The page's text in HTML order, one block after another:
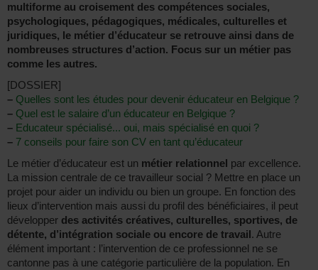
multiforme au croisement des compétences sociales,
psychologiques, pédagogiques, médicales, culturelles et
juridiques, le métier d’éducateur se retrouve ainsi dans de
nombreuses structures d’action. Focus sur un métier pas
comme les autres.
[DOSSIER]
– Quelles sont les études pour devenir éducateur en Belgique ?
– Quel est le salaire d’un éducateur en Belgique ?
– Educateur spécialisé... oui, mais spécialisé en quoi ?
– 7 conseils pour faire son CV en tant qu’éducateur
Le métier d’éducateur est un métier relationnel par excellence.
La mission centrale de ce travailleur social ? Mettre en place un
projet pour aider un individu ou bien un groupe. En fonction des
lieux d’intervention mais aussi du profil des bénéficiaires, il peut
développer des activités créatives, culturelles, sportives, de
détente, d’intégration sociale ou encore de travail . Autre
élément important : l’intervention de ce professionnel ne se
cantonne pas à une catégorie particulière de la population. En